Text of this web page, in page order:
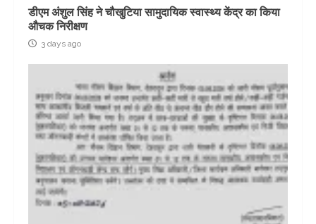
डीएम अंशुल सिंह ने चौखुटिया सामुदायिक स्वास्थ्य केंद्र का किया
औचक निरीक्षण
3 days ago